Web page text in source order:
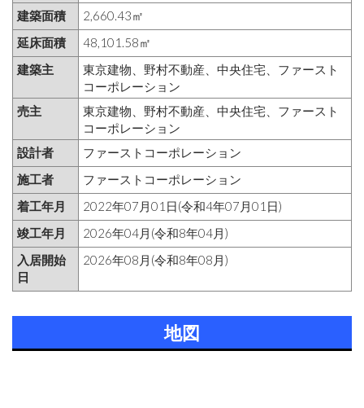
建築面積
2,660.43㎡
延床面積
48,101.58㎡
建築主
東京建物、野村不動産、中央住宅、ファースト
コーポレーション
売主
東京建物、野村不動産、中央住宅、ファースト
コーポレーション
設計者
ファーストコーポレーション
施工者
ファーストコーポレーション
着工年月
2022年07月01日(令和4年07月01日)
竣工年月
2026年04月(令和8年04月)
入居開始
日
2026年08月(令和8年08月)
地図